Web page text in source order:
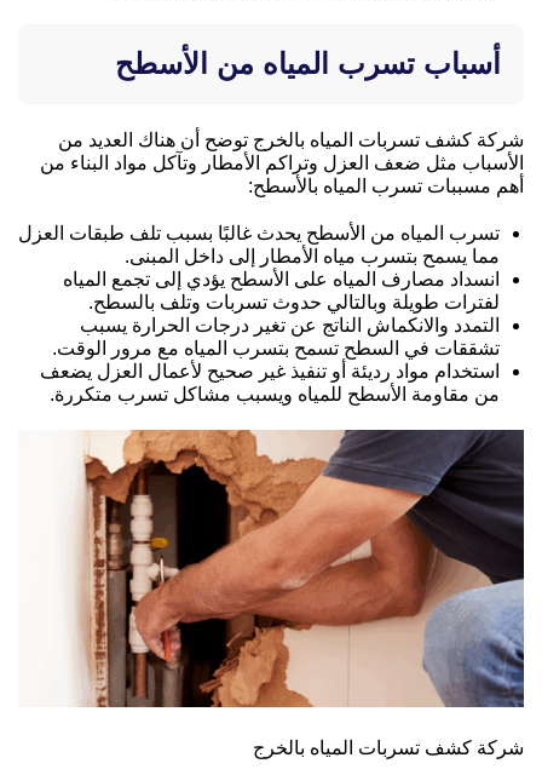
أسباب تسرب المياه من الأسطح
شركة كشف تسربات المياه بالخرج توضح أن هناك العديد من
الأسباب مثل ضعف العزل وتراكم الأمطار وتآكل مواد البناء من
أهم مسببات تسرب المياه بالأسطح:
تسرب المياه من الأسطح يحدث غالبًا بسبب تلف طبقات العزل
مما يسمح بتسرب مياه الأمطار إلى داخل المبنى.
انسداد مصارف المياه على الأسطح يؤدي إلى تجمع المياه
لفترات طويلة وبالتالي حدوث تسربات وتلف بالسطح.
التمدد والانكماش الناتج عن تغير درجات الحرارة يسبب
تشققات في السطح تسمح بتسرب المياه مع مرور الوقت.
استخدام مواد رديئة أو تنفيذ غير صحيح لأعمال العزل يضعف
من مقاومة الأسطح للمياه ويسبب مشاكل تسرب متكررة.
شركة كشف تسربات المياه بالخرج